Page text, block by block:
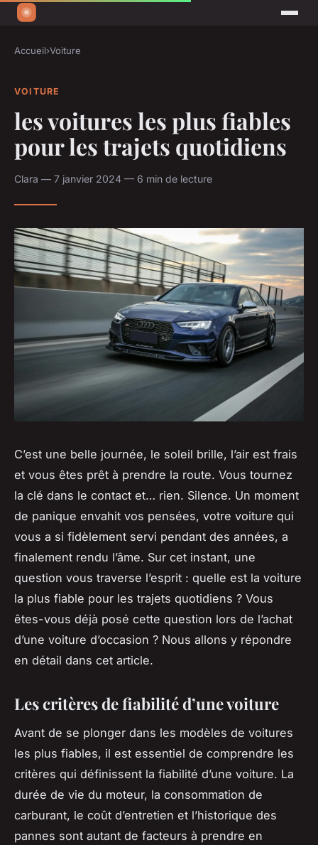
Accueil›Voiture
VOITURE
les voitures les plus fiables
pour les trajets quotidiens
Clara — 7 janvier 2024 — 6 min de lecture
C’est une belle journée, le soleil brille, l’air est frais
et vous êtes prêt à prendre la route. Vous tournez
la clé dans le contact et… rien. Silence. Un moment
de panique envahit vos pensées, votre voiture qui
vous a si fidèlement servi pendant des années, a
finalement rendu l’âme. Sur cet instant, une
question vous traverse l’esprit : quelle est la voiture
la plus fiable pour les trajets quotidiens ? Vous
êtes-vous déjà posé cette question lors de l’achat
d’une voiture d’occasion ? Nous allons y répondre
en détail dans cet article.
Les critères de fiabilité d’une voiture
Avant de se plonger dans les modèles de voitures
les plus fiables, il est essentiel de comprendre les
critères qui définissent la fiabilité d’une voiture. La
durée de vie du moteur, la consommation de
carburant, le coût d’entretien et l’historique des
pannes sont autant de facteurs à prendre en